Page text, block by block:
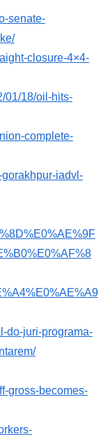
senate-
closure-4×4-
01/18/oil-hits-
complete-
iadvl-
do-juri-programa-
gross-becomes-